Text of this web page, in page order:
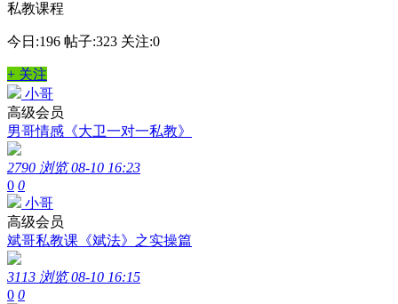
私教课程
今日:196 帖子:323 关注:0
+ 关注
小哥
高级会员
男哥情感《大卫一对一私教》
2790 浏览 08-10 16:23
0 0
小哥
高级会员
斌哥私教课《斌法》之实操篇
3113 浏览 08-10 16:15
0 0